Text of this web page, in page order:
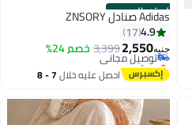
الستور الرسمي
Adidas صنادل ZNSORY
4.9
17
جنيه2,550
3,399خصم 24% توصيل مجاني
بتخلّص بسرعة
توصيل مجانياحصل عليه خلال 7 - 8
اغسطس